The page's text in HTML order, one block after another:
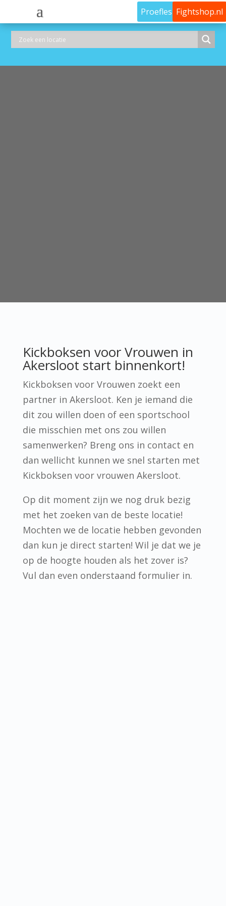
Proefles Fightshop.nl
Kickboksen voor Vrouwen in
Akersloot start binnenkort!
Kickboksen voor Vrouwen zoekt een
partner in Akersloot. Ken je iemand die
dit zou willen doen of een sportschool
die misschien met ons zou willen
samenwerken? Breng ons in contact en
dan wellicht kunnen we snel starten met
Kickboksen voor vrouwen Akersloot.
Op dit moment zijn we nog druk bezig
met het zoeken van de beste locatie!
Mochten we de locatie hebben gevonden
dan kun je direct starten! Wil je dat we je
op de hoogte houden als het zover is?
Vul dan even onderstaand formulier in.